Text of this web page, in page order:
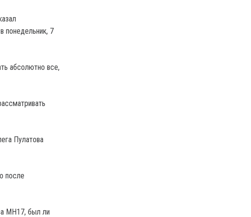
понедельник, 7
абсолютно все,
Пулатова
после
МН17, был ли